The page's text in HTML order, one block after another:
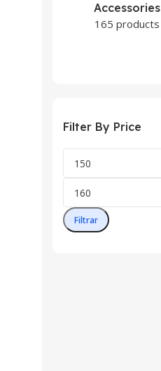
Accessories
165 products
Filter By Price
Filtrar